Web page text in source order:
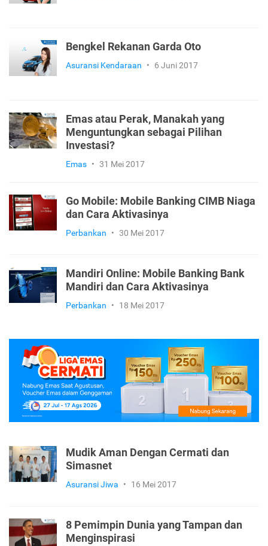
Bengkel Rekanan Garda Oto
Asuransi Kendaraan • 6 Juni 2017
Emas atau Perak, Manakah yang
Menguntungkan sebagai Pilihan
Investasi?
Emas • 31 Mei 2017
Go Mobile: Mobile Banking CIMB Niaga
dan Cara Aktivasinya
Perbankan • 30 Mei 2017
Mandiri Online: Mobile Banking Bank
Mandiri dan Cara Aktivasinya
Perbankan • 18 Mei 2017
Mudik Aman Dengan Cermati dan
Simasnet
Asuransi Jiwa • 16 Mei 2017
8 Pemimpin Dunia yang Tampan dan
Menginspirasi